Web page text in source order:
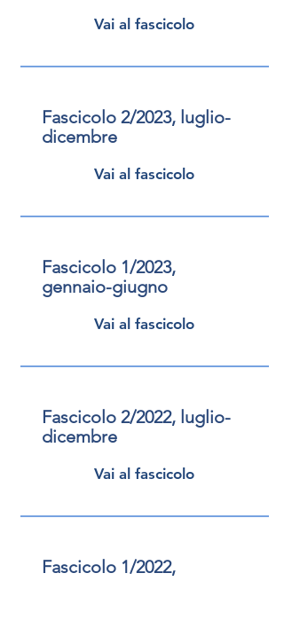
Vai al fascicolo
Fascicolo 2/2023, luglio-
dicembre
Vai al fascicolo
Fascicolo 1/2023,
gennaio-giugno
Vai al fascicolo
Fascicolo 2/2022, luglio-
dicembre
Vai al fascicolo
Fascicolo 1/2022,